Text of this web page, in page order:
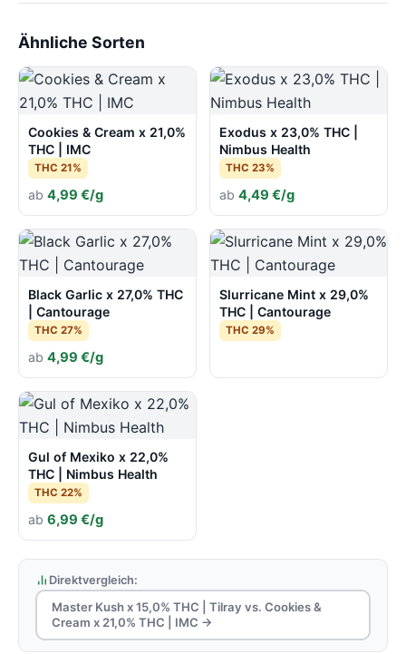
Ähnliche Sorten
Cookies & Cream x 21,0%
THC | IMC
THC 21%
ab 4,99 €/g
Exodus x 23,0% THC |
Nimbus Health
THC 23%
ab 4,49 €/g
Black Garlic x 27,0% THC
| Cantourage
THC 27%
ab 4,99 €/g
Slurricane Mint x 29,0%
THC | Cantourage
THC 29%
Gul of Mexiko x 22,0%
THC | Nimbus Health
THC 22%
ab 6,99 €/g
Direktvergleich:
Master Kush x 15,0% THC | Tilray vs. Cookies &
Cream x 21,0% THC | IMC →